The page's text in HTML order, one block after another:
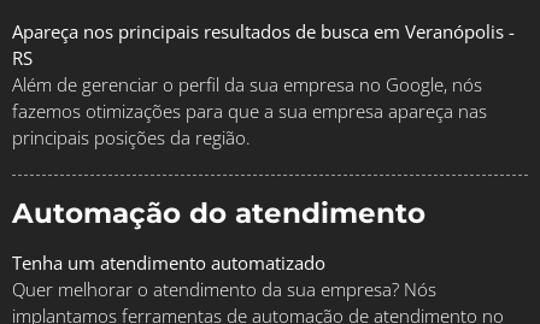
Apareça nos principais resultados de busca em Veranópolis -
RS
Além de gerenciar o perfil da sua empresa no Google, nós
fazemos otimizações para que a sua empresa apareça nas
principais posições da região.
Automação do atendimento
Tenha um atendimento automatizado
Quer melhorar o atendimento da sua empresa? Nós
implantamos ferramentas de automação de atendimento no